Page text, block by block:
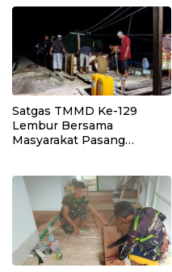
Lingkungan Sekaligus
Tingkatkan Manfaat
Ekonomi Warga
Satgas TMMD Ke-129
Lembur Bersama
Masyarakat Pasang